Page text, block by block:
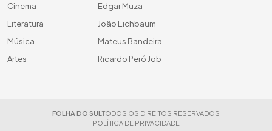
Cinema
Literatura
Música
Artes
Edgar Muza
João Eichbaum
Mateus Bandeira
Ricardo Peró Job
FOLHA DO SUL TODOS OS DIREITOS RESERVADOS
POLÍTICA DE PRIVACIDADE